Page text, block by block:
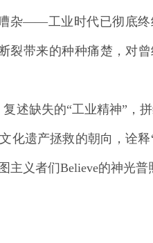
——工业时代已彻底终
裂带来的种种痛楚，对
缺失的“工业精神”，拼
化遗产拯救的朝向，诠
主义者们Believe的神光普